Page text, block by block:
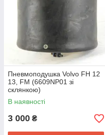
Пневмоподушка Volvo FH 12
13, FM (6609NP01 зі
склянкою)
В наявності
3 000 ₴